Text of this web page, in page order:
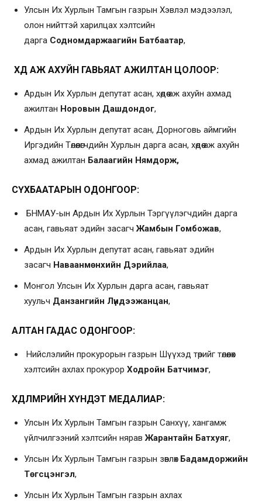
Улсын Их Хурлын Тамгын газрын Хэвлэл мэдээлэл,
олон нийттэй харилцах хэлтсийн
дарга Содномдаржаагийн Батбаатар,
ХӨДӨӨ АЖ АХУЙН ГАВЬЯАТ АЖИЛТАН ЦОЛООР:
Ардын Их Хурлын депутат асан, хөдөө аж ахуйн ахмад
ажилтан Норовын Дашдондог,
Ардын Их Хурлын депутат асан, Дорноговь аймгийн
Иргэдийн Төлөөлөгчдийн Хурлын дарга асан, хөдөө аж ахуйн
ахмад ажилтан Балаагийн Нямдорж,
СҮХБААТАРЫН ОДОНГООР:
БНМАУ-ын Ардын Их Хурлын Тэргүүлэгчдийн дарга
асан, гавьяат эдийн засагчЖамбын Гомбожав,
Ардын Их Хурлын депутат асан, гавьяат эдийн
засагч Наваанмөнхийн Дэрийлаа,
Монгол Улсын Их Хурлын дарга асан, гавьяат
хуульч Данзангийн Лүндээжанцан,
АЛТАН ГАДАС ОДОНГООР:
Нийслэлийн прокурорын газрын Шүүхэд төрийг төлөөлөх
хэлтсийн ахлах прокурор Ходройн Батчимэг,
ХӨДӨЛМӨРИЙН ХҮНДЭТ МЕДАЛИАР:
Улсын Их Хурлын Тамгын газрын Санхүү, хангамж
үйлчилгээний хэлтсийн няравЖарантайн Батхуяг,
Улсын Их Хурлын Тамгын газрын зөвлөх Бадамдоржийн
Төгсцэнгэл,
Улсын Их Хурлын Тамгын газрын ахлах